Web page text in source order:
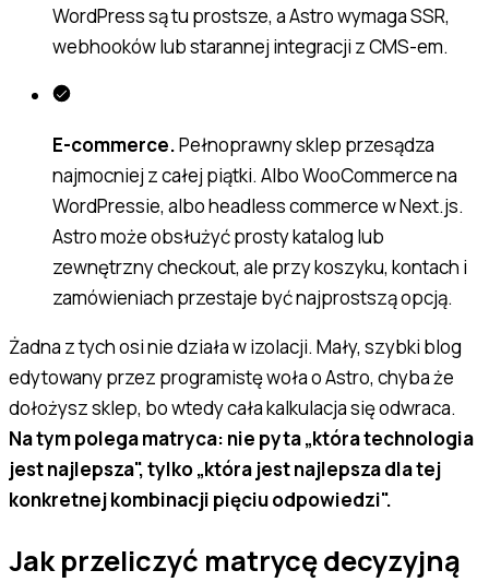
WordPress są tu prostsze, a Astro wymaga SSR,
webhooków lub starannej integracji z CMS-em.
E-commerce.Pełnoprawny sklep przesądza
najmocniej z całej piątki. Albo WooCommerce na
WordPressie, albo headless commerce w Next.js.
Astro może obsłużyć prosty katalog lub
zewnętrzny checkout, ale przy koszyku, kontach i
zamówieniach przestaje być najprostszą opcją.
Żadna z tych osi nie działa w izolacji. Mały, szybki blog
edytowany przez programistę woła o Astro, chyba że
dołożysz sklep, bo wtedy cała kalkulacja się odwraca.
Na tym polega matryca: nie pyta „która technologia
jest najlepsza", tylko „która jest najlepsza dla tej
konkretnej kombinacji pięciu odpowiedzi".
Jak przeliczyć matrycę decyzyjną